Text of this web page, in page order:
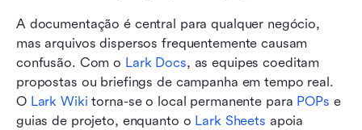
A documentação é central para qualquer negócio,
mas arquivos dispersos frequentemente causam
confusão. Com o Lark Docs, as equipes coeditam
propostas ou briefings de campanha em tempo real.
O Lark Wiki torna-se o local permanente para POPs e
guias de projeto, enquanto o Lark Sheets apoia